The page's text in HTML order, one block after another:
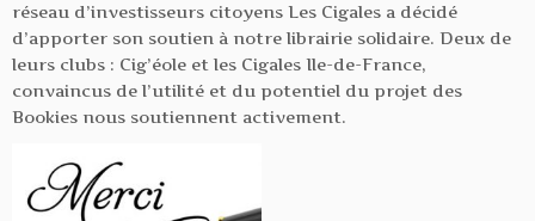
réseau d’investisseurs citoyens Les Cigales a décidé
d’apporter son soutien à notre librairie solidaire. Deux de
leurs clubs : Cig’éole et les Cigales Ile-de-France,
convaincus de l’utilité et du potentiel du projet des
Bookies nous soutiennent activement.